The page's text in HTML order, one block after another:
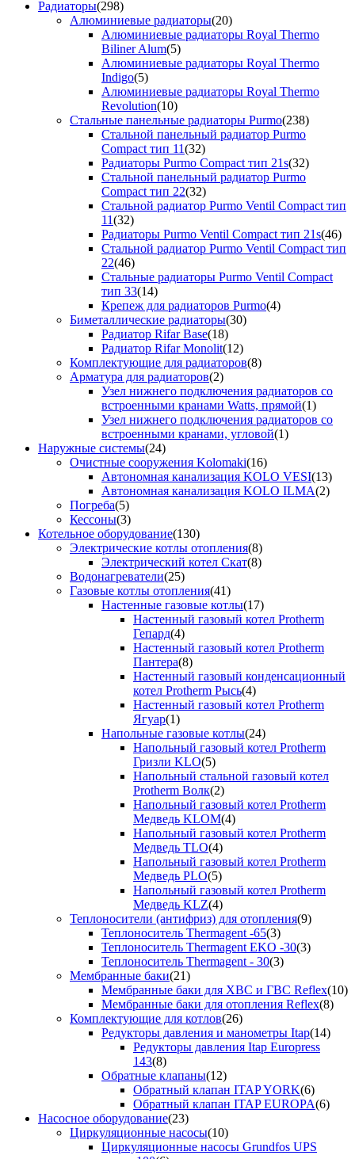
Радиаторы(298)
Алюминиевые радиаторы(20)
Алюминиевые радиаторы Royal Thermo
Biliner Alum(5)
Алюминиевые радиаторы Royal Thermo
Indigo(5)
Алюминиевые радиаторы Royal Thermo
Revolution(10)
Стальные панельные радиаторы Purmo(238)
Стальной панельный радиатор Purmo
Compact тип 11(32)
Радиаторы Purmo Compact тип 21s(32)
Стальной панельный радиатор Purmo
Compact тип 22(32)
Стальной радиатор Purmo Ventil Compact тип
11(32)
Радиаторы Purmo Ventil Compact тип 21s(46)
Стальной радиатор Purmo Ventil Compact тип
22(46)
Стальные радиаторы Purmo Ventil Compact
тип 33(14)
Крепеж для радиаторов Purmo(4)
Биметаллические радиаторы(30)
Радиатор Rifar Base(18)
Радиатор Rifar Monolit(12)
Комплектующие для радиаторов(8)
Арматура для радиаторов(2)
Узел нижнего подключения радиаторов со
встроенными кранами Watts, прямой(1)
Узел нижнего подключения радиаторов со
встроенными кранами, угловой(1)
Наружные системы(24)
Очистные сооружения Kolomaki(16)
Автономная канализация KOLO VESI(13)
Автономная канализация KOLO ILMA(2)
Погреба(5)
Кессоны(3)
Котельное оборудование(130)
Электрические котлы отопления(8)
Электрический котел Скат(8)
Водонагреватели(25)
Газовые котлы отопления(41)
Настенные газовые котлы(17)
Настенный газовый котел Protherm
Гепард(4)
Настенный газовый котел Protherm
Пантера(8)
Настенный газовый конденсационный
котел Protherm Рысь(4)
Настенный газовый котел Protherm
Ягуар(1)
Напольные газовые котлы(24)
Напольный газовый котел Protherm
Гризли KLO(5)
Напольный стальной газовый котел
Protherm Волк(2)
Напольный газовый котел Protherm
Медведь KLOM(4)
Напольный газовый котел Protherm
Медведь TLO(4)
Напольный газовый котел Protherm
Медведь PLO(5)
Напольный газовый котел Protherm
Медведь KLZ(4)
Теплоносители (антифриз) для отопления(9)
Теплоноситель Thermagent -65(3)
Теплоноситель Thermagent EKO -30(3)
Теплоноситель Thermagent - 30(3)
Мембранные баки(21)
Мембранные баки для ХВС и ГВС Reflex(10)
Мембранные баки для отопления Reflex(8)
Комплектующие для котлов(26)
Редукторы давления и манометры Itap(14)
Редукторы давления Itap Europress
143(8)
Обратные клапаны(12)
Обратный клапан ITAP YORK(6)
Обратный клапан ITAP EUROPA(6)
Насосное оборудование(23)
Циркуляционные насосы(10)
Циркуляционные насосы Grundfos UPS